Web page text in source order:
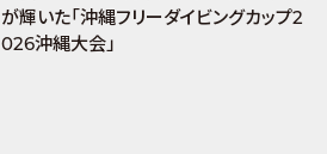
が輝いた「沖縄フリーダイビングカップ2
026沖縄大会」